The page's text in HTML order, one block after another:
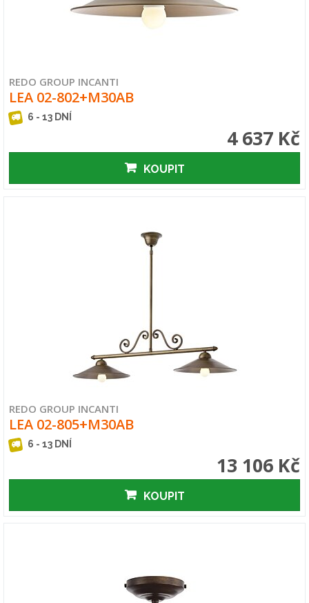
REDO GROUP INCANTI
LEA 02-802+M30AB
6 - 13 DNÍ
4 637 Kč
KOUPIT
REDO GROUP INCANTI
LEA 02-805+M30AB
6 - 13 DNÍ
13 106 Kč
KOUPIT